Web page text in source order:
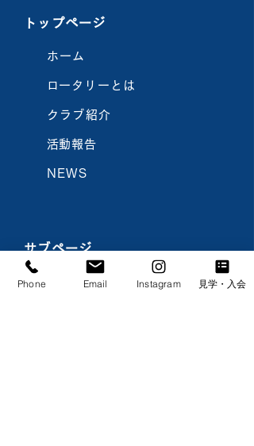
トップページ
ホーム
​ロータリーとは
クラブ紹介
​活動報告
NEWS
サブページ
​メンバー
Phone Email Instagram 見学・入会